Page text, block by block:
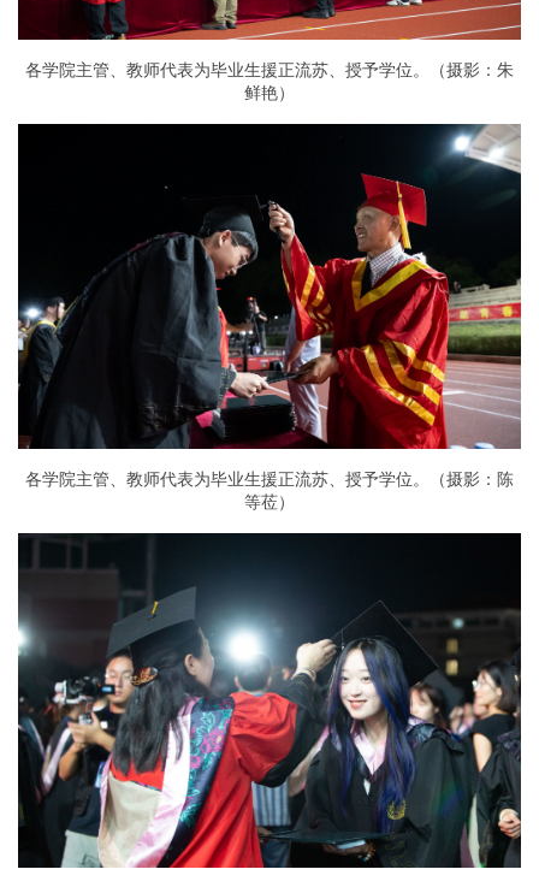
各学院主管、教师代表为毕业生援正流苏、授予学位。（摄影：朱
鲜艳）
各学院主管、教师代表为毕业生援正流苏、授予学位。（摄影：陈
等莅）